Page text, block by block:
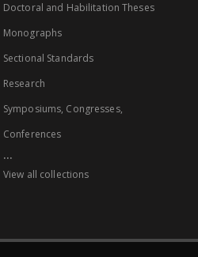
Doctoral and Habilitation Theses
Monographs
Sectional Standards
Research
Symposiums, Congresses,
Conferences
...
View all collections